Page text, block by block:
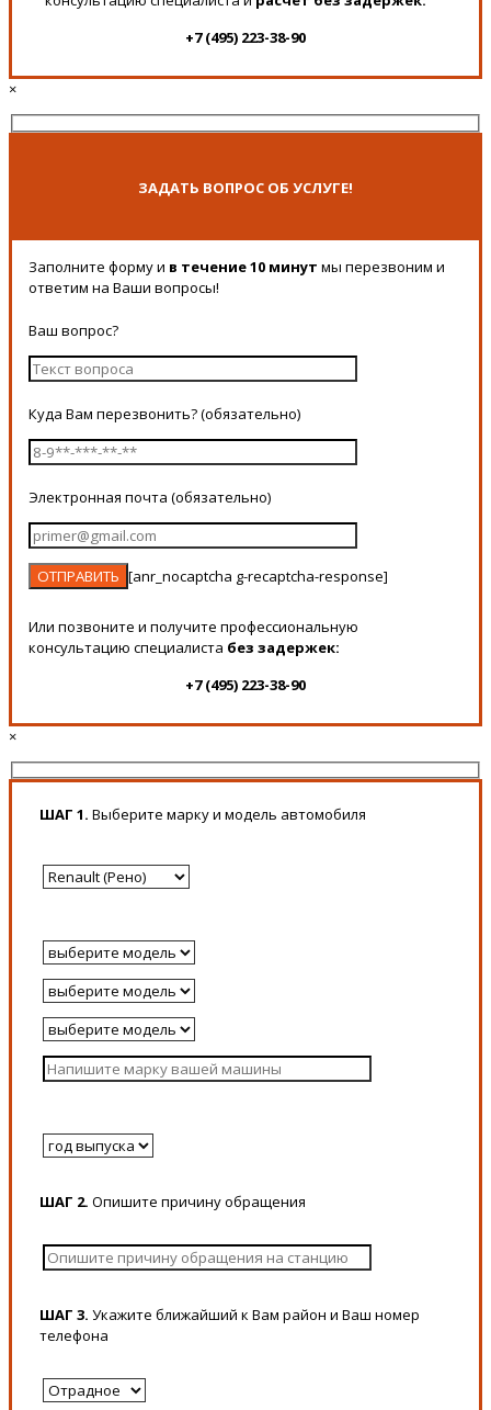
+7 (495) 223-38-90
×
ЗАДАТЬ ВОПРОС ОБ УСЛУГЕ!
Заполните форму и в течение 10 минут мы перезвоним и
ответим на Ваши вопросы!
Ваш вопрос?
Куда Вам перезвонить? (обязательно)
Электронная почта (обязательно)
[anr_nocaptcha g-recaptcha-response]
Или позвоните и получите профессиональную
консультацию специалиста без задержек:
+7 (495) 223-38-90
×
ШАГ 1. Выберите марку и модель автомобиля
ШАГ 2. Опишите причину обращения
ШАГ 3. Укажите ближайший к Вам район и Ваш номер
телефона